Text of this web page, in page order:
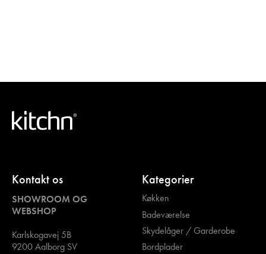
Kontakt os
SHOWROOM OG
WEBSHOP
Karlskogavej 5B
9200 Aalborg SV
Kategorier
Køkken
Badeværelse
Skydelåger / Garderobe
Bordplader